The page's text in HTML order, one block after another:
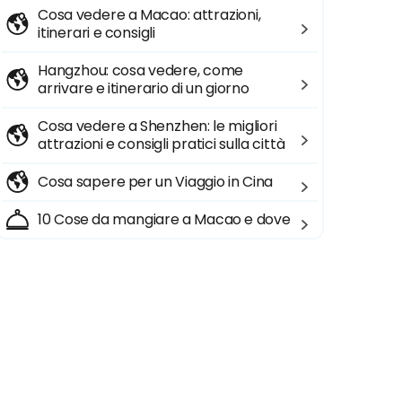
Cosa vedere a Macao: attrazioni,
itinerari e consigli
Hangzhou: cosa vedere, come
arrivare e itinerario di un giorno
Cosa vedere a Shenzhen: le migliori
attrazioni e consigli pratici sulla città
Cosa sapere per un Viaggio in Cina
10 Cose da mangiare a Macao e dove